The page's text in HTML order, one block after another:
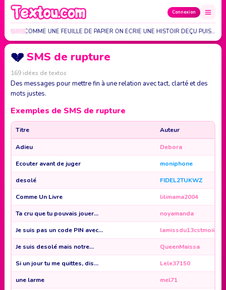
Connexion
C'EST COMME UNE FEUILLE DE PAPIER ON ECRIE UNE HISTOIR DEÇU PUIS…
💔 SMS de rupture
169 idées de textos
Des messages pour mettre fin à une relation avec tact, clarté et des
mots justes.
Exemples de SMS de rupture
Titre Auteur
Adieu Debora
Ecouter avant de juger moniphone
desolé FIDEL2TUKWZ
Comme Un Livre lilimama2004
Ta cru que tu pouvais jouer... noyamanda
Je suis pas un code PIN avec... lamissdu13cstmoii
Je suis desolé mais notre... QueenMaissa
Si un jour tu me quittes, dis... Lele37150
une larme mel71